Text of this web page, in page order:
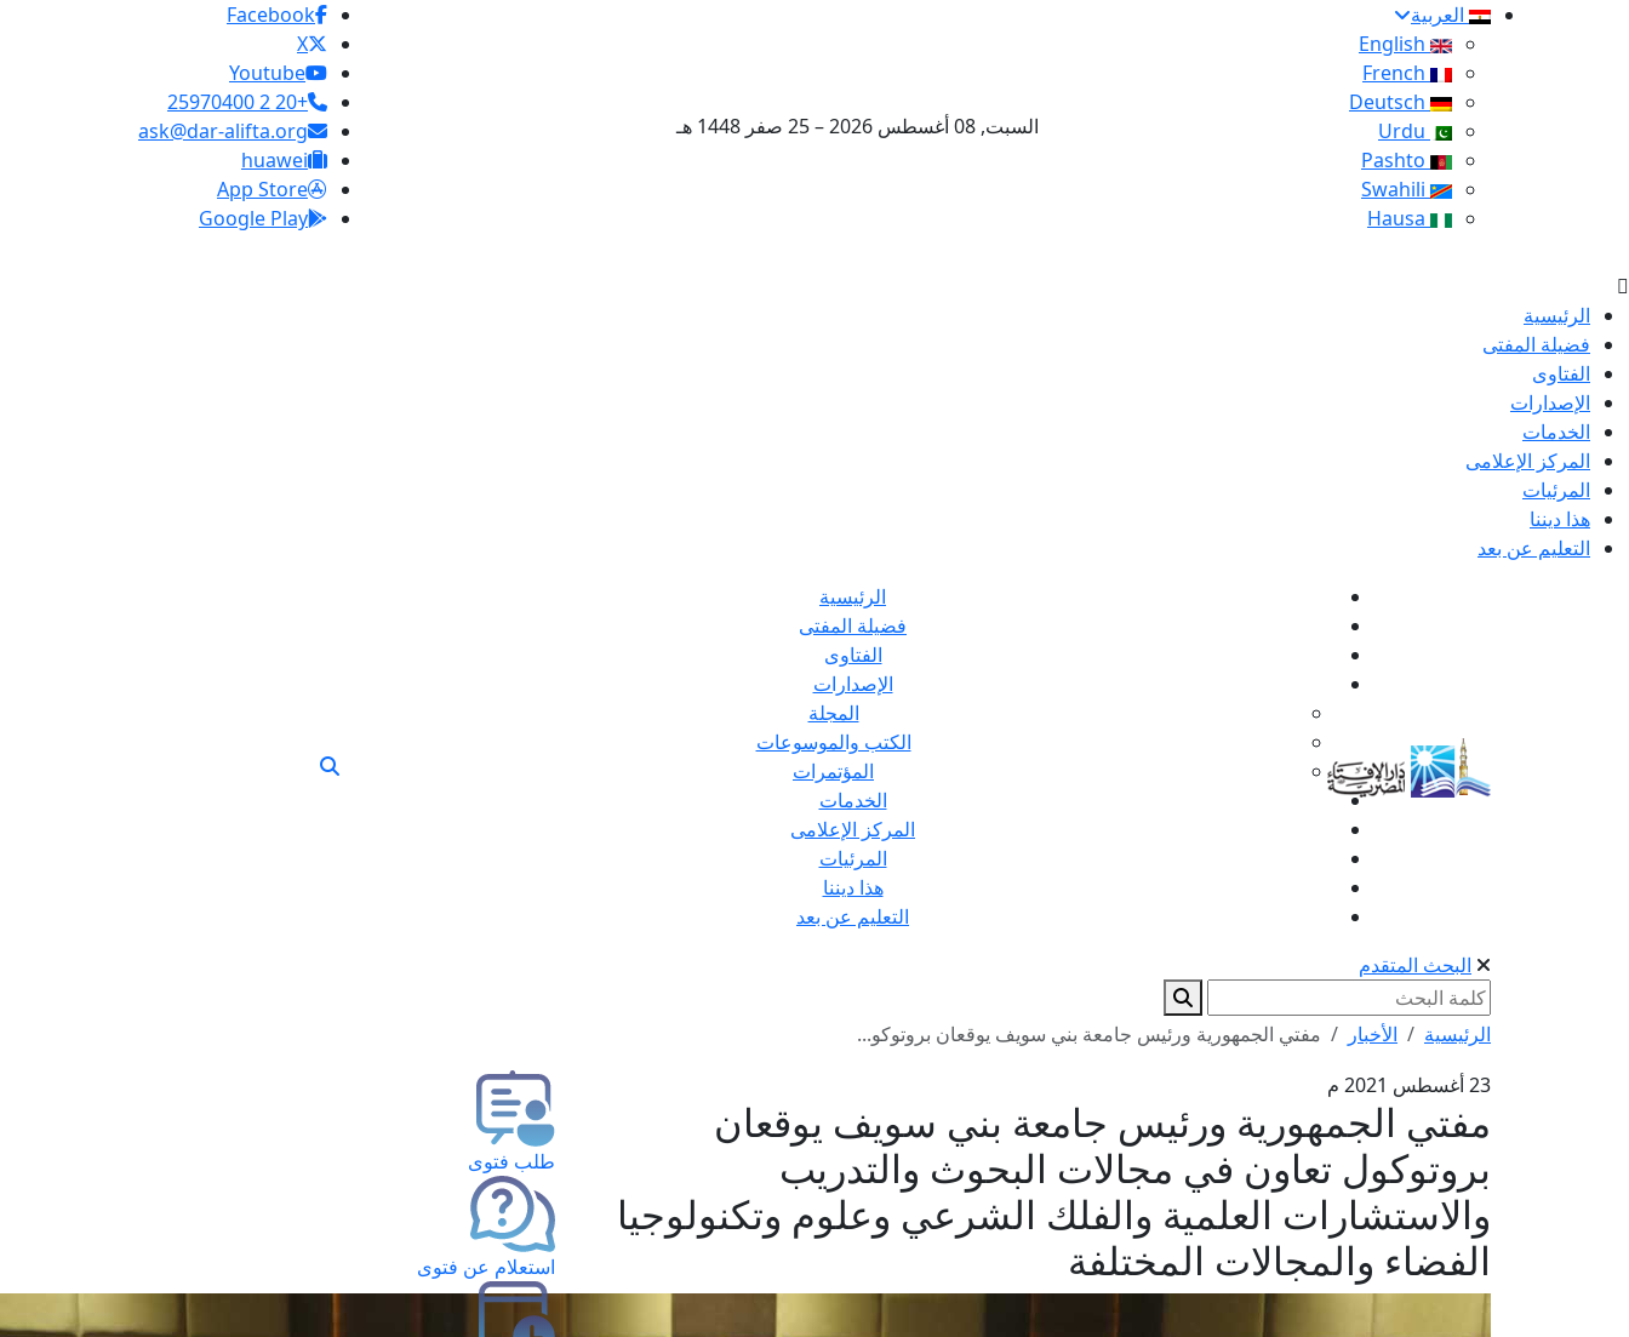
العربية
السبت, 08 أغسطس 2026 – 25 صفر 1448 هـ
Facebook
X
Youtube
+20 2 25970400
ask@dar-alifta.org
huawei
App Store
Google Play
الرئيسية
فضيلة المفتى
الفتاوى
الإصدارات
الخدمات
المركز الإعلامى
المرئيات
هذا ديننا
التعليم عن بعد
الرئيسية
فضيلة المفتى
الفتاوى
الإصدارات
المجلة
الكتب والموسوعات
المؤتمرات
الخدمات
المركز الإعلامى
المرئيات
هذا ديننا
التعليم عن بعد
البحث المتقدم
الرئيسية الأخبار
مفتي الجمهورية ورئيس جامعة بني سويف يوقعان بروتوكو...
23 أغسطس 2021 م
مفتي الجمهورية ورئيس جامعة بني سويف يوقعان
بروتوكول تعاون في مجالات البحوث والتدريب
والاستشارات العلمية والفلك الشرعي وعلوم وتكنولوجيا
الفضاء والمجالات المختلفة
طلب فتوى
استعلام عن فتوى